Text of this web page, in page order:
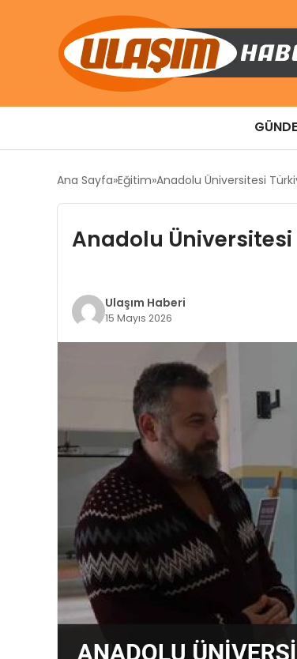
Ana Sayfa Eğitim Anadolu Üniversitesi
Anadolu Üniversitesi
Ulaşım Haberi
15 Mayıs 2026